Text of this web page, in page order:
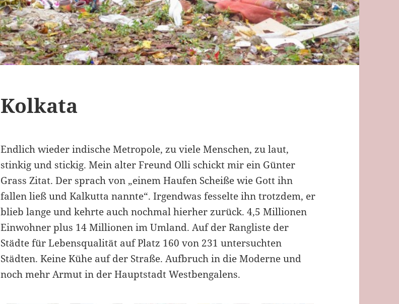
Kolkata
Endlich wieder indische Metropole, zu viele Menschen, zu laut,
stinkig und stickig. Mein alter Freund Olli schickt mir ein Günter
Grass Zitat. Der sprach von „einem Haufen Scheiße wie Gott ihn
fallen ließ und Kalkutta nannte“. Irgendwas fesselte ihn trotzdem, er
blieb lange und kehrte auch nochmal hierher zurück. 4,5 Millionen
Einwohner plus 14 Millionen im Umland. Auf der Rangliste der
Städte für Lebensqualität auf Platz 160 von 231 untersuchten
Städten. Keine Kühe auf der Straße. Aufbruch in die Moderne und
noch mehr Armut in der Hauptstadt Westbengalens.